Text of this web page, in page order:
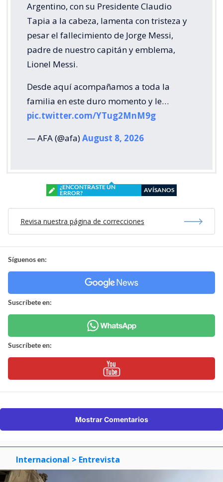
Argentino, con su Presidente Claudio
Tapia a la cabeza, lamenta con tristeza y
pesar el fallecimiento de Jorge Messi,
padre de nuestro capitán y emblema,
Lionel Messi.
Desde aquí acompañamos a toda la
familia en este duro momento y le…
pic.twitter.com/YTug2MnM9g
— AFA (@afa)August 8, 2026
¿ENCONTRASTE UN
ERROR?
AVÍSANOS
Revisa nuestra página de correcciones
Síguenos en:
Suscríbete en:
Suscríbete en:
Mostrar Comentarios
Internacional > Entrevista